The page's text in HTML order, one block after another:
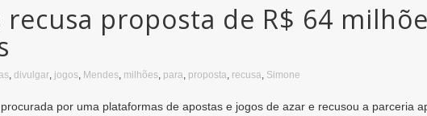
proposta de R$ 64
divulgar jogos Mendes milhões para proposta recusa Simone
por uma plataformas de apostas e jogos de azar e recusou a parceria